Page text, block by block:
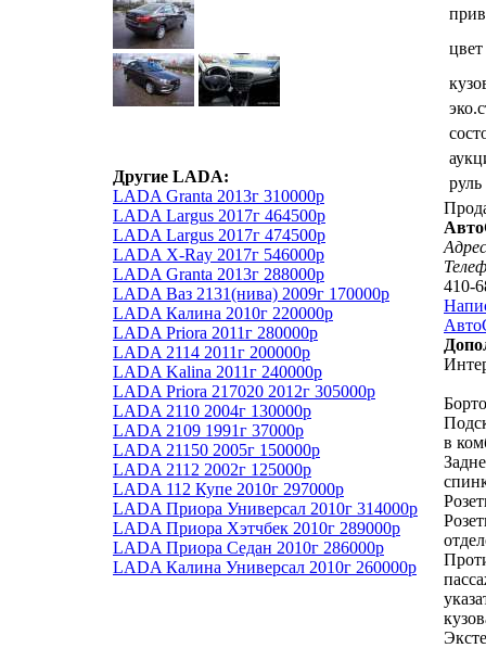
Другие LADA:
LADA Granta 2013г 310000р
LADA Largus 2017г 464500р
LADA Largus 2017г 474500р
LADA X-Ray 2017г 546000р
LADA Granta 2013г 288000р
LADA Ваз 2131(нива) 2009г 170000р
LADA Калина 2010г 220000р
LADA Priora 2011г 280000р
LADA 2114 2011г 200000р
LADA Kalina 2011г 240000р
LADA Priora 217020 2012г 305000р
LADA 2110 2004г 130000р
LADA 2109 1991г 37000р
LADA 21150 2005г 150000р
LADA 2112 2002г 125000р
LADA 112 Купе 2010г 297000р
LADA Приора Универсал 2010г 314000р
LADA Приора Хэтчбек 2010г 289000р
LADA Приора Седан 2010г 286000р
LADA Калина Универсал 2010г 260000р
цвет
руль
410-
в